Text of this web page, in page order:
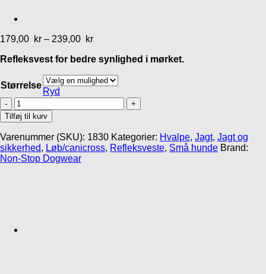
179,00 kr – 239,00 kr
Refleksvest for bedre synlighed i mørket.
Størrelse
Ryd
Non-
stop
Dogwear
Reflection
Blanket
antal
Tilføj til kurv
Varenummer (SKU): 1830 Kategorier: Hvalpe, Jagt, Jagt og
sikkerhed, Løb/canicross, Refleksveste, Små hunde Brand:
Non-Stop Dogwear